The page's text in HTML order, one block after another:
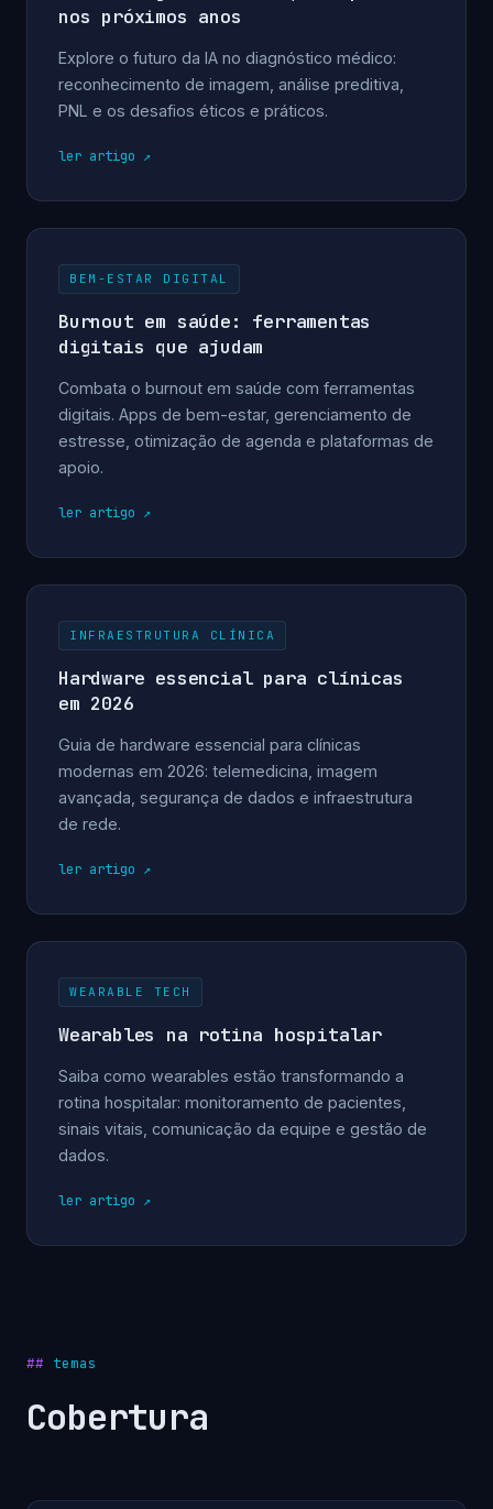
nos próximos anos
Explore o futuro da IA no diagnóstico médico:
reconhecimento de imagem, análise preditiva,
PNL e os desafios éticos e práticos.
ler artigo
BEM-ESTAR DIGITAL
Burnout em saúde: ferramentas
digitais que ajudam
Combata o burnout em saúde com ferramentas
digitais. Apps de bem-estar, gerenciamento de
estresse, otimização de agenda e plataformas de
apoio.
ler artigo
INFRAESTRUTURA CLÍNICA
Hardware essencial para clínicas
em 2026
Guia de hardware essencial para clínicas
modernas em 2026: telemedicina, imagem
avançada, segurança de dados e infraestrutura
de rede.
ler artigo
WEARABLE TECH
Wearables na rotina hospitalar
Saiba como wearables estão transformando a
rotina hospitalar: monitoramento de pacientes,
sinais vitais, comunicação da equipe e gestão de
dados.
ler artigo
temas
Cobertura